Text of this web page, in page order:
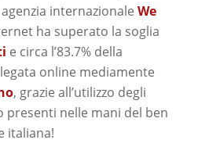
internazionale We
ha superato la soglia
e circa l’83.7% della
online mediamente
, grazie all’utilizzo degli
presenti nelle mani del ben
italiana!